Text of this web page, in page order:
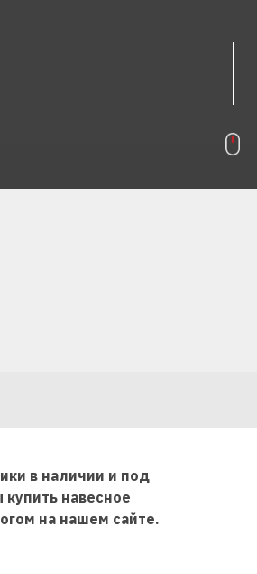
в наличии и под
навесное
на нашем сайте.